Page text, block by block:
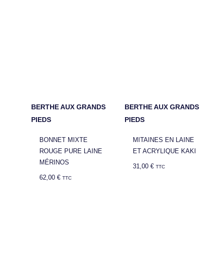
BERTHE AUX GRANDS
PIEDS
BONNET MIXTE
ROUGE PURE LAINE
MÉRINOS
62,00€ TTC
BERTHE AUX GRANDS
PIEDS
MITAINES EN LAINE
ET ACRYLIQUE KAKI
31,00€ TTC